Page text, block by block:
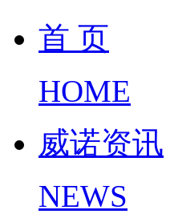
首 页
HOME
威诺资讯
NEWS